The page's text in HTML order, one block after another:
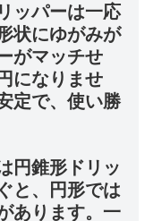
ッパーは一応
状にゆがみが
がマッチせ
になりませ
定で、使い勝
円錐形ドリッ
と、円形では
あります。一